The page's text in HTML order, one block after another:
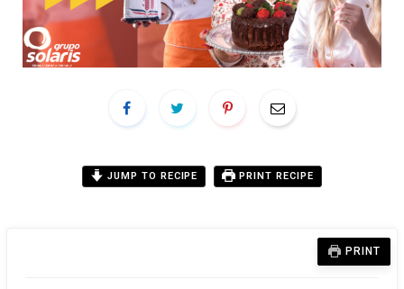
JUMP TO RECIPE PRINT RECIPE
PRINT